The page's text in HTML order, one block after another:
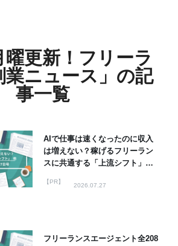
曜更新！フリーラ
業ニュース」の記
事一覧
AIで仕事は速くなったのに収入
は増えない？稼げるフリーラン
スに共通する「上流シフト」
【PR】
2026.07.27
フリーランスエージェント全208